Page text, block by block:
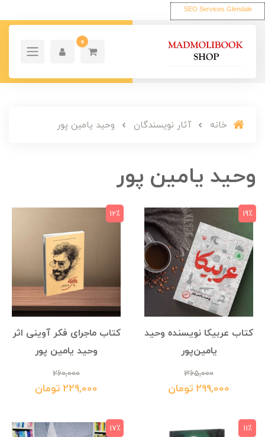
SEO Services Glendale
0
خانه آثار نویسندگان وحید یامین پور
وحید یامین پور
کتاب عربیکا نویسنده وحید
یامین‌پور
365,000
299,000 تومان
19٪
کتاب ماجرای فکر آوینی اثر
وحید یامین پور
260,000
229,000 تومان
12٪
11٪ 17٪